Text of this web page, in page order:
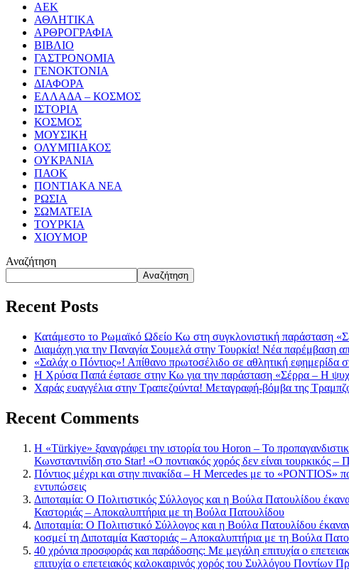
ΑΕΚ
ΑΘΛΗΤΙΚΑ
ΑΡΘΡΟΓΡΑΦΙΑ
ΒΙΒΛΙΟ
ΓΑΣΤΡΟΝΟΜΙΑ
ΓΕΝΟΚΤΟΝΙΑ
ΔΙΑΦΟΡΑ
ΕΛΛΑΔΑ – ΚΟΣΜΟΣ
ΙΣΤΟΡΙΑ
ΚΟΣΜΟΣ
ΜΟΥΣΙΚΗ
ΟΛΥΜΠΙΑΚΟΣ
ΟΥΚΡΑΝΙΑ
ΠΑΟΚ
ΠΟΝΤΙΑΚΑ ΝΕΑ
ΡΩΣΙΑ
ΣΩΜΑΤΕΙΑ
ΤΟΥΡΚΙΑ
ΧΙΟΥΜΟΡ
Αναζήτηση
Αναζήτηση
Recent Posts
Κατάμεστο το Ρωμαϊκό Ωδείο Κω στη συγκλονιστική παράσταση
Διαμάχη για την Παναγία Σουμελά στην Τουρκία! Νέα παρέμβαση
«Σαλάχ ο Πόντιος»! Απίθανο πρωτοσέλιδο σε αθλητική εφημερίδα
Η Χρύσα Παπά έφτασε στην Κω για την παράσταση «Σέρρα – Η
Χαράς ευαγγέλια στην Τραπεζούντα! Μεταγραφή-βόμβα της
Recent Comments
Η «Türkiye» ξαναγράφει την ιστορία του Horon – Το
Κωνσταντινίδη στο Star! «Ο ποντιακός χορός δεν είναι τουρκικός –
Πόντιος μέχρι και στην πινακίδα – Η Mercedes με το «PONTIOS»
εντυπώσεις
Διποταμία: Ο Πολιτιστικός Σύλλογος και η Βούλα Πατουλίδου
Καστοριάς – Αποκαλυπτήρια με τη Βούλα Πατουλίδου
Διποταμία: Ο Πολιτιστικό Σύλλογος και η Βούλα Πατουλίδου
κοσμεί τη Διποταμία Καστοριάς – Αποκαλυπτήρια με τη Βούλα
40 χρόνια προσφοράς και παράδοσης: Με μεγάλη επιτυχία ο
επιτυχία ο επετειακός καλοκαιρινός χορός του Συλλόγου Ποντίων